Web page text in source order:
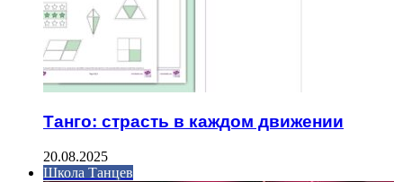
Танго: страсть в каждом движении
20.08.2025
Школа Танцев